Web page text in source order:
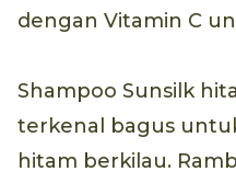
dengan Vitamin C
Shampoo Sunsilk
terkenal bagus
hitam berkilau.